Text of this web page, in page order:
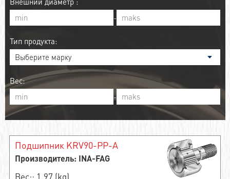
-
Тип продукта:
Вес:
-
Подшипник KRV90-PP-A
Производитель: INA-FAG
Вес:: 1.97 (kg)